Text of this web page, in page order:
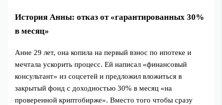
История Анны: отказ от «гарантированных 30%
в месяц»
Анне 29 лет, она копила на первый взнос по ипотеке и
мечтала ускорить процесс. Ей написал «финансовый
консультант» из соцсетей и предложил вложиться в
закрытый фонд с доходностью 30% в месяц «на
проверенной криптобирже». Вместо того чтобы сразу